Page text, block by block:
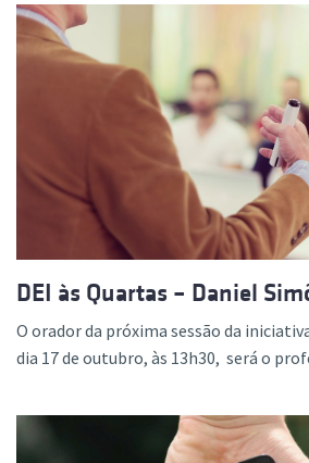
DEI às Quartas – Daniel
O orador da próxima sessão da
dia 17 de outubro, às 13h30, será o